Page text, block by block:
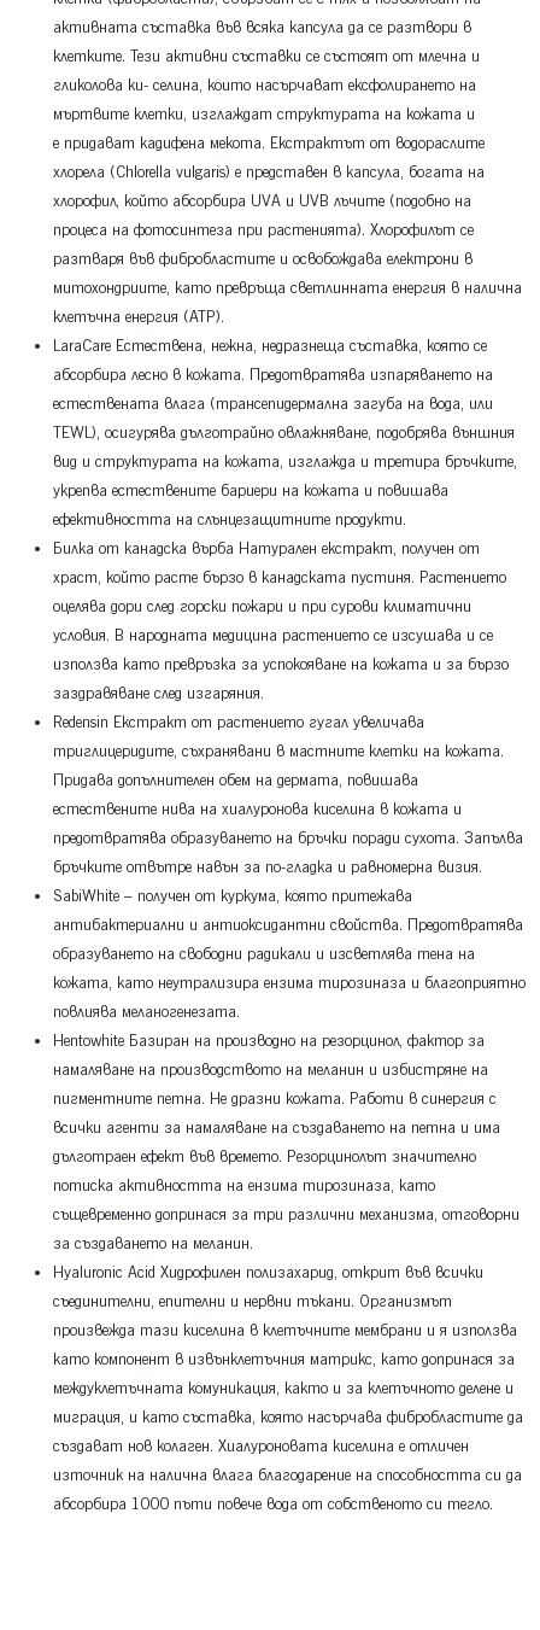
активната съставка във всяка капсула да се разтвори в
клетките. Тези активни съставки се състоят от млечна и
гликолова ки- селина, които насърчават ексфолирането на
мъртвите клетки, изглаждат структурата на кожата и
е придават кадифена мекота. Екстрактът от водораслите
хлорела (Chlorella vulgaris) е представен в капсула, богата на
хлорофил, който абсорбира UVA и UVB лъчите (подобно на
процеса на фотосинтеза при растенията). Хлорофилът се
разтваря във фибробластите и освобождава електрони в
митохондриите, като превръща светлинната енергия в налична
клетъчна енергия (ATP).
LaraCare Естествена, нежна, недразнеща съставка, която се
абсорбира лесно в кожата. Предотвратява изпаряването на
естествената влага (трансепидермална загуба на вода, или
TEWL), осигурява дълготрайно овлажняване, подобрява външния
вид и структурата на кожата, изглажда и третира бръчките,
укрепва естествените бариери на кожата и повишава
ефективността на слънцезащитните продукти.
Билка от канадска върба Натурален екстракт, получен от
храст, който расте бързо в канадската пустиня. Растението
оцелява дори след горски пожари и при сурови климатични
условия. В народната медицина растението се изсушава и се
използва като превръзка за успокояване на кожата и за бързо
заздравяване след изгаряния.
Redensin Екстракт от растението гугал увеличава
триглицеридите, съхранявани в мастните клетки на кожата.
Придава допълнителен обем на дермата, повишава
естествените нива на хиалуронова киселина в кожата и
предотвратява образуването на бръчки поради сухота. Запълва
бръчките отвътре навън за по-гладка и равномерна визия.
SabiWhite – получен от куркума, която притежава
антибактериални и антиоксидантни свойства. Предотвратява
образуването на свободни радикали и изсветлява тена на
кожата, като неутрализира ензима тирозиназа и благоприятно
повлиява меланогенезата.
Hentowhite Базиран на производно на резорцинол, фактор за
намаляване на производството на меланин и избистряне на
пигментните петна. Не дразни кожата. Работи в синергия с
всички агенти за намаляване на създаването на петна и има
дълготраен ефект във времето. Резорцинолът значително
потиска активността на ензима тирозиназа, като
същевременно допринася за три различни механизма, отговорни
за създаването на меланин.
Hyaluronic Acid Хидрофилен полизахарид, открит във всички
съединителни, епителни и нервни тъкани. Организмът
произвежда тази киселина в клетъчните мембрани и я използва
като компонент в извънклетъчния матрикс, като допринася за
междуклетъчната комуникация, както и за клетъчното делене и
миграция, и като съставка, която насърчава фибробластите да
създават нов колаген. Хиалуроновата киселина е отличен
източник на налична влага благодарение на способността си да
абсорбира 1000 пъти повече вода от собственото си тегло.